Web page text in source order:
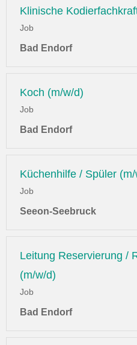
Klinische
Job
Bad Endorf
Koch (m/w/d)
Job
Bad Endorf
Küchenhilfe / Spüler
Job
Seeon-Seebruck
Leitung Reservierung /
(m/w/d)
Job
Bad Endorf